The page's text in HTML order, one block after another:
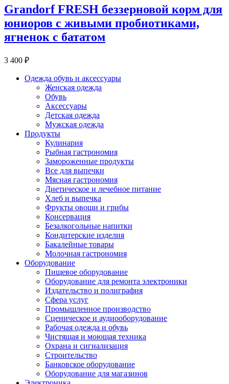
Grandorf FRESH беззерновой корм для
юниоров с живыми пробиотиками,
ягненок с бататом
3 400 ₽
Одежда обувь и аксессуары
Женская одежда
Обувь
Аксессуары
Детская одежда
Мужская одежда
Продукты
Кулинария
Рыбная гастрономия
Замороженные продукты
Все для выпечки
Мясная гастрономия
Диетическое и лечебное питание
Хлеб и выпечка
Фрукты овощи и грибы
Консервация
Безалкогольные напитки
Кондитерские изделия
Бакалейные товары
Молочная гастрономия
Оборудование
Пищевое оборудование
Оборудование для ремонта электроники
Издательство и полиграфия
Сфера услуг
Промышленное производство
Сценическое и аудиооборудование
Рабочая одежда и обувь
Чистящая и моющая техника
Охрана и сигнализация
Строительство
Банковское оборудование
Оборудование для магазинов